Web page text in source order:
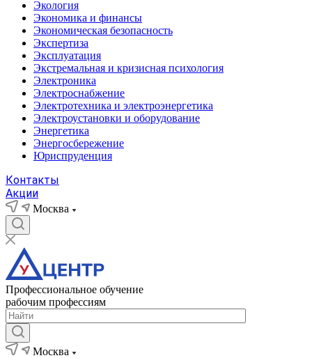
Экология
Экономика и финансы
Экономическая безопасность
Экспертиза
Эксплуатация
Экстремальная и кризисная психология
Электроника
Электроснабжение
Электротехника и электроэнергетика
Электроустановки и оборудование
Энергетика
Энергосбережение
Юриспруденция
Контакты
Акции
Москва
Профессиональное обучение
рабочим профессиям
Москва